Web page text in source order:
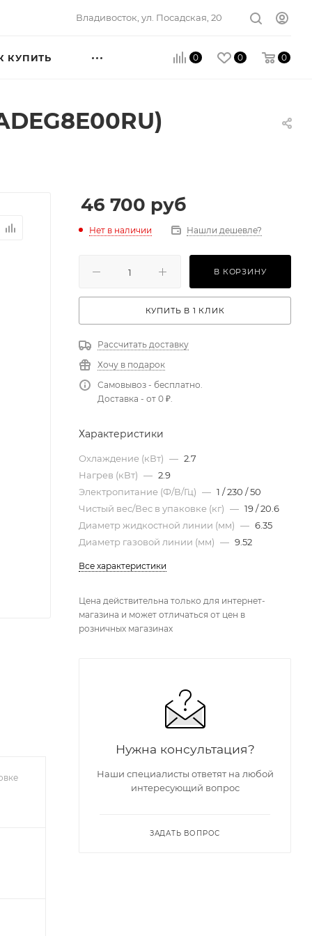
Владивосток, ул. Посадская, 20
0 0 0
КУПИТЬ
46 700 руб
Нет в наличии Нашли дешевле?
В КОРЗИНУ
КУПИТЬ В 1 КЛИК
Рассчитать доставку
Хочу в подарок
Самовывоз - бесплатно.
Доставка - от 0 ₽.
Характеристики
Охлаждение (кВт) — 2.7
Нагрев (кВт) — 2.9
Электропитание (Ф/В/Гц) — 1 / 230 / 50
Чистый вес/Вес в упаковке (кг) — 19 / 20.6
Диаметр жидкостной линии (мм) — 6.35
Диаметр газовой линии (мм) — 9.52
Все характеристики
Цена действительна только для интернет-
магазина и может отличаться от цен в
розничных магазинах
Нужна консультация?
Наши специалисты ответят на любой
интересующий вопрос
ЗАДАТЬ ВОПРОС